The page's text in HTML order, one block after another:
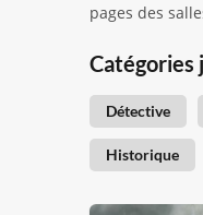
pages des
Catégories
Détective
Historique